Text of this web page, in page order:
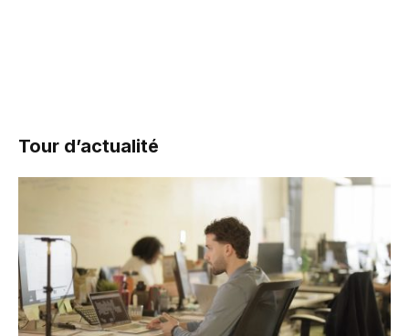
Tour d’actualité